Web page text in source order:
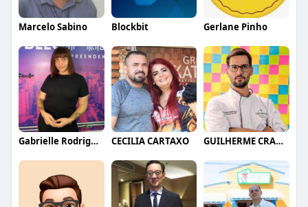
Marcelo Sabino Blockbit Gerlane Pinho
Gabrielle Rodrigues CECILIA CARTAXO GUILHERME CRAMER BALLE